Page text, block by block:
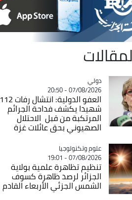
Catégorie
دولي
07/08/2026 - 20:50
العفو الدولية: انتشال رفات 112
شهيدا يكشف فداحة الجرائم
المرتكبة من قبل الاحتلال
الصهيوني بحق عائلات غزة
Catégorie
علوم وتكنولوجيا
07/08/2026 - 19:01
تنظيم تظاهرة علمية بولاية
الجزائر لرصد ظاهرة كسوف
الشمس الجزئي الأربعاء القادم